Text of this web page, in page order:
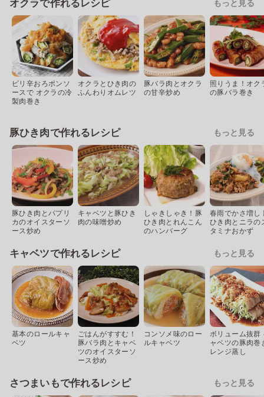
オクラで作れるレシピ もっと見る
ピリ辛おろポンソ
ースで オクラの冷
製肉巻き
オクラとひき肉の
ふんわりオムレツ
豚バラ肉とオクラ
の甘辛炒め
照りうま！オク
の豚バラ巻き
豚ひき肉で作れるレシピ もっと見る
豚ひき肉とパプリ
カのオイスターソ
ース炒め
キャベツと豚ひき
肉の味噌炒め
しゃきしゃき！豚
ひき肉とれんこん
のハンバーグ
春雨でかさ増し
ひき肉とニラの
タミナおかず
キャベツで作れるレシピ もっと見る
基本のロールキャ
ベツ
ごはんがすすむ！
豚バラ肉とキャベ
ツのオイスターソ
ース炒め
コンソメ味のロー
ルキャベツ
ボリューム抜群
ャベツの豚肉巻
レンジ蒸し
さつまいもで作れるレシピ もっと見る